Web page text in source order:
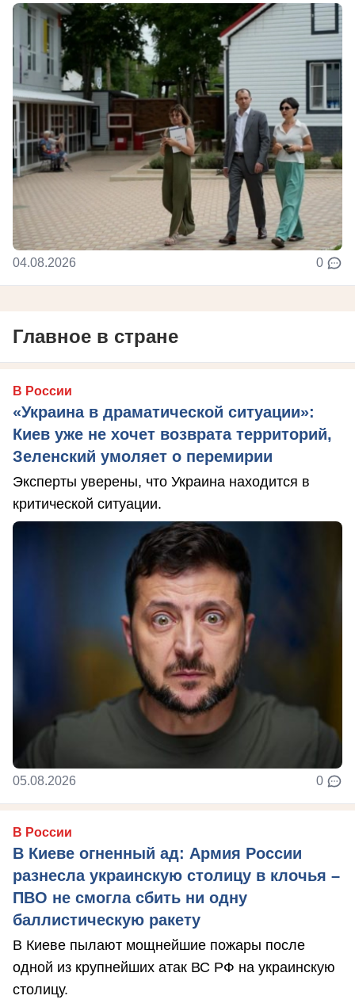
04.08.2026 0
Главное в стране
В России
«Украина в драматической ситуации»:
Киев уже не хочет возврата территорий,
Зеленский умоляет о перемирии
Эксперты уверены, что Украина находится в
критической ситуации.
05.08.2026 0
В России
В Киеве огненный ад: Армия России
разнесла украинскую столицу в клочья –
ПВО не смогла сбить ни одну
баллистическую ракету
В Киеве пылают мощнейшие пожары после
одной из крупнейших атак ВС РФ на украинскую
столицу.